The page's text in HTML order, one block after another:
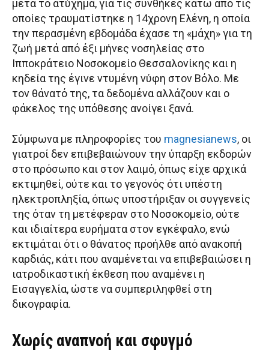
μετά το ατύχημα, για τις συνθήκες κάτω από τις
οποίες τραυματίστηκε η 14χρονη Ελένη, η οποία
την περασμένη εβδομάδα έχασε τη «μάχη» για τη
ζωή μετά από έξι μήνες νοσηλείας στο
Ιπποκράτειο Νοσοκομείο Θεσσαλονίκης και η
κηδεία της έγινε ντυμένη νύφη στον Βόλο. Με
τον θάνατό της, τα δεδομένα αλλάζουν και ο
φάκελος της υπόθεσης ανοίγει ξανά.
Σύμφωνα με πληροφορίες του magnesianews, οι
γιατροί δεν επιβεβαιώνουν την ύπαρξη εκδορών
στο πρόσωπο και στον λαιμό, όπως είχε αρχικά
εκτιμηθεί, ούτε και το γεγονός ότι υπέστη
ηλεκτροπληξία, όπως υποστήριξαν οι συγγενείς
της όταν τη μετέφεραν στο Νοσοκομείο, ούτε
και ιδιαίτερα ευρήματα στον εγκέφαλο, ενώ
εκτιμάται ότι ο θάνατος προήλθε από ανακοπή
καρδιάς, κάτι που αναμένεται να επιβεβαιώσει η
ιατροδικαστική έκθεση που αναμένει η
Εισαγγελία, ώστε να συμπεριληφθεί στη
δικογραφία.
Χωρίς αναπνοή και σφυγμό